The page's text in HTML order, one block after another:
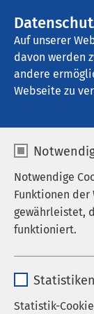
Auf unserer
davon werden
andere
Webseite zu
Notwendige
Funktionen
gewährleistet,
funktioniert.
Anbieter
Statistiken
Statistik-
AMEOS
Psychiatrische
Ihr
Anfahrt
Termin